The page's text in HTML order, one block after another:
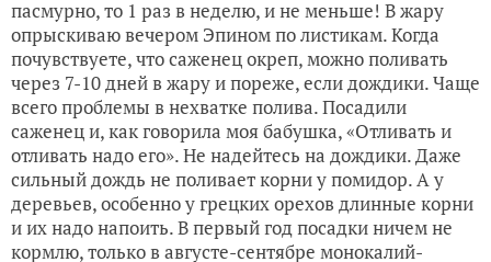
пасмурно, то 1 раз в неделю, и не меньше! В жару
опрыскиваю вечером Эпином по листикам. Когда
почувствуете, что саженец окреп, можно поливать
через 7-10 дней в жару и пореже, если дождики. Чаще
всего проблемы в нехватке полива. Посадили
саженец и, как говорила моя бабушка, «Отливать и
отливать надо его». Не надейтесь на дождики. Даже
сильный дождь не поливает корни у помидор. А у
деревьев, особенно у грецких орехов длинные корни
и их надо напоить. В первый год посадки ничем не
кормлю, только в августе-сентябре монокалий-